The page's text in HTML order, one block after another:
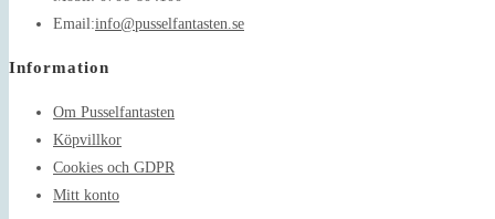
Email:info@pusselfantasten.seOpens
Information
Om Pusselfantasten
Köpvillkor
Cookies och GDPR
Mitt konto